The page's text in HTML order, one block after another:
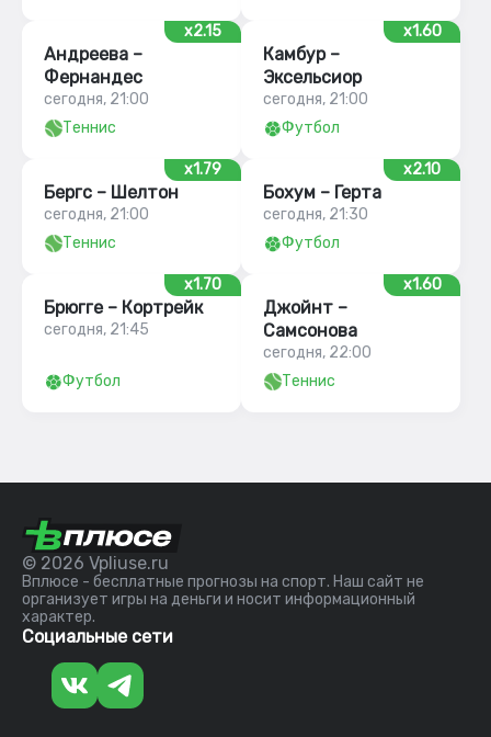
x2.15
Андреева –
Фернандес
сегодня, 21:00
Теннис
x1.60
Камбур –
Эксельсиор
сегодня, 21:00
Футбол
x1.79
Бергс – Шелтон
сегодня, 21:00
Теннис
x2.10
Бохум – Герта
сегодня, 21:30
Футбол
x1.70
Брюгге – Кортрейк
сегодня, 21:45
Футбол
x1.60
Джойнт –
Самсонова
сегодня, 22:00
Теннис
© 2026 Vpliuse.ru
Вплюсе - бесплатные прогнозы на спорт. Наш сайт не
организует игры на деньги и носит информационный
характер.
Социальные сети